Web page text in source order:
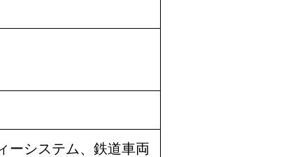
ーシステム、鉄道車両